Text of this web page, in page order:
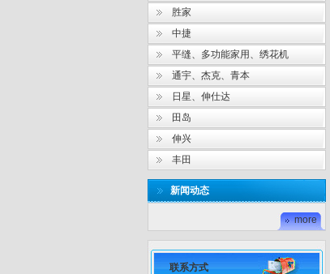
胜家
中捷
平缝、多功能家用、绣花机
通宇、杰克、青本
日星、伸仕达
田岛
伸兴
丰田
新闻动态
more
联系方式